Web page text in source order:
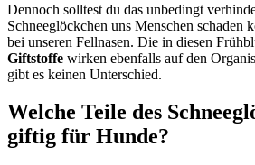
Dennoch solltest du das unbedingt
Schneeglöckchen uns Menschen schaden
bei unseren Fellnasen. Die in diesen
Giftstoffe wirken ebenfalls auf den
gibt es keinen Unterschied.
Welche Teile des
giftig für Hunde?